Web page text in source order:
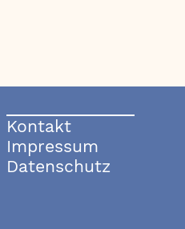
Kontakt
Impressum
Datenschutz